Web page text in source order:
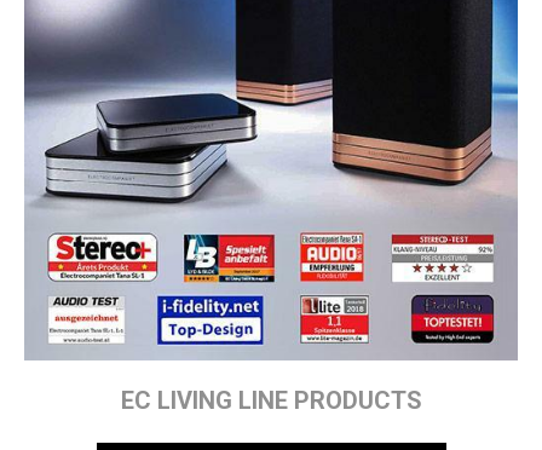
EC LIVING LINE PRODUCTS